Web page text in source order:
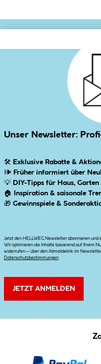
Unser Newsletter:
🛠 Exklusive Rabatte &
🕪 Früher informiert über
💡 DIY-Tipps für Haus,
🏠
Inspiration & saisonale
🎁 Gewinnspiele &
Jetzt den HELLWEG Newsletter abonnieren
Wir optimieren die Inhalte basierend auf Ihrem
widerrufen – über den Abmeldelink im
Datenschutzbestimmungen
JETZT ANMELDEN